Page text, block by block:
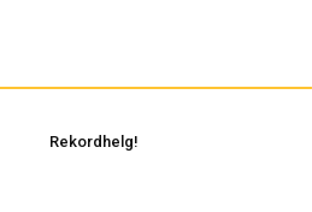
Rekordhelg!